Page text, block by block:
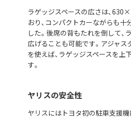
ラゲッジスペースの広さは、
おり、コンパクトカーながらも十
した。後席の背もたれを倒して、
広げることも可能です。アジャス
を使えば、ラゲッジスペースを上
す。
ヤリスの安全性
ヤリスにはトヨタ初の駐車支援